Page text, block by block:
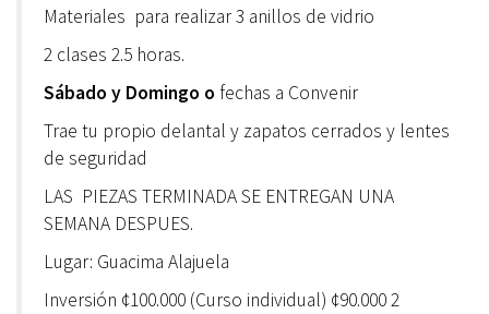
Materiales para realizar 3 anillos de vidrio
2 clases 2.5 horas.
Sábado y Domingo o fechas a Convenir
Trae tu propio delantal y zapatos cerrados y lentes
de seguridad
LAS PIEZAS TERMINADA SE ENTREGAN UNA
SEMANA DESPUES.
Lugar: Guacima Alajuela
Inversión ¢100.000 (Curso individual) ¢90.000 2